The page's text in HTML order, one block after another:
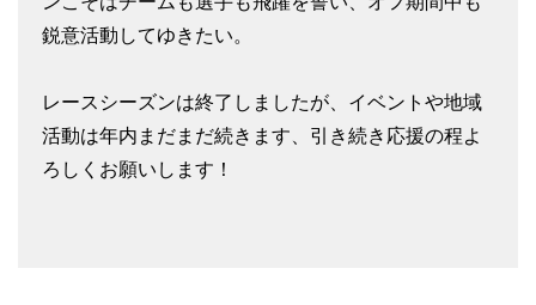
鋭意活動してゆきたい。
レースシーズンは終了しましたが、イベントや地域
活動は年内まだまだ続きます、引き続き応援の程よ
ろしくお願いします！